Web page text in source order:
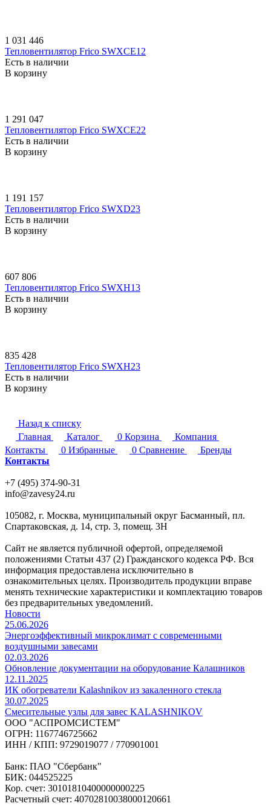
1 031 446
Тепловентилятор Frico SWXCE12
Есть в наличии
В корзину
1 291 047
Тепловентилятор Frico SWXCE22
Есть в наличии
В корзину
1 191 157
Тепловентилятор Frico SWXD23
Есть в наличии
В корзину
607 806
Тепловентилятор Frico SWXH13
Есть в наличии
В корзину
835 428
Тепловентилятор Frico SWXH23
Есть в наличии
В корзину
Назад к списку
Главная
Каталог 0 Корзина
Компания
Контакты
0 Избранные 0 Сравнение
Бренды
Контакты
+7 (495) 374-90-31
info@zavesy24.ru
105082, г. Москва, муниципальный округ Басманный, пл.
Спартаковская, д. 14, стр. 3, помещ. 3Н
Сайт не является публичной офертой, определяемой
положениями Статьи 437 (2) Гражданского кодекса РФ. Вся
информация предоставлена исключительно в
ознакомительных целях. Производитель продукции вправе
менять технические характеристики и комплектацию товаров
без предварительных уведомлений.
Новости
25.06.2026
Энергоэффективный микроклимат с современными
воздушными завесами
02.03.2026
Обновление документации на оборудование Калашников
12.11.2025
ИК обогреватели Kalashnikov из закаленного стекла
30.07.2025
Cмесительные узлы для завес KALASHNIKOV
ООО "АСПРОМСИСТЕМ"
ОГРН: 1167746725662
ИНН / КПП: 9729019077 / 770901001
Банк: ПАО "Сбербанк"
БИК: 044525225
Кор. счет: 30101810400000000225
Расчетный счет: 40702810038000120661